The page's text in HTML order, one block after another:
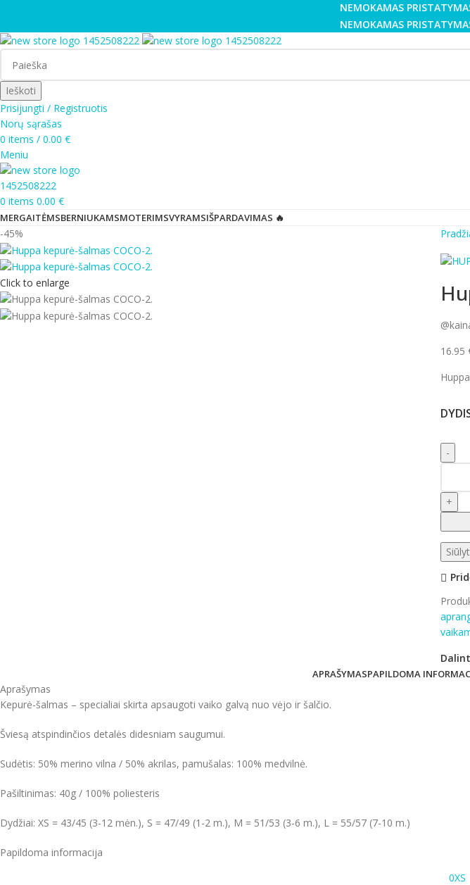
NEMOKAMAS
NEMOKAMAS
Ieškoti
Prisijungti / Registruotis
Norų sąrašas
0 items / 0.00 €
Meniu
0 items 0.00 €
MERGAITĖMSBERNIUKAMSMOTERIMSVYRAMSIŠPARDAVIMAS 🔥
-45%
Click to enlarge
16.95
APRAŠYMASPAPILDOMA
Aprašymas
Kepurė-šalmas – specialiai skirta apsaugoti vaiko galvą nuo vėjo ir šalčio.
Šviesą atspindinčios detalės didesniam saugumui.
Sudėtis: 50% merino vilna / 50% akrilas, pamušalas: 100% medvilnė.
Pašiltinimas: 40g / 100% poliesteris
Dydžiai: XS = 43/45 (3-12 mėn.), S = 47/49 (1-2 m.), M = 51/53 (3-6 m.), L = 55/57 (7-10 m.)
Papildoma informacija
0XS